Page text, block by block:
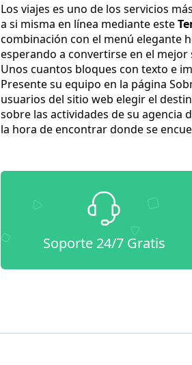
Los viajes es uno de los servicios
a si misma en línea mediante este
combinación con el menú elegante
esperando a convertirse en el
Unos cuantos bloques con texto e
Presente su equipo en la página
usuarios del sitio web elegir el
sobre las actividades de su agencia
la hora de encontrar donde se
Soporte 24/7 Gratis